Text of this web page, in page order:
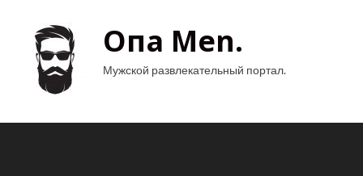
Опа Men.
Мужской развлекательный портал.